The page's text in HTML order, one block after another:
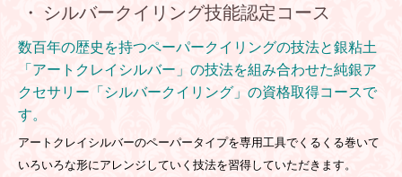
・ シルバークイリング技能認定コース
数百年の歴史を持つペーパークイリングの技法と銀粘土
「アートクレイシルバー」の技法を組み合わせた純銀ア
クセサリー「シルバークイリング」の資格取得コースで
す。
アートクレイシルバーのペーパータイプを専用工具でくるくる巻いて
いろいろな形にアレンジしていく技法を習得していただきます。